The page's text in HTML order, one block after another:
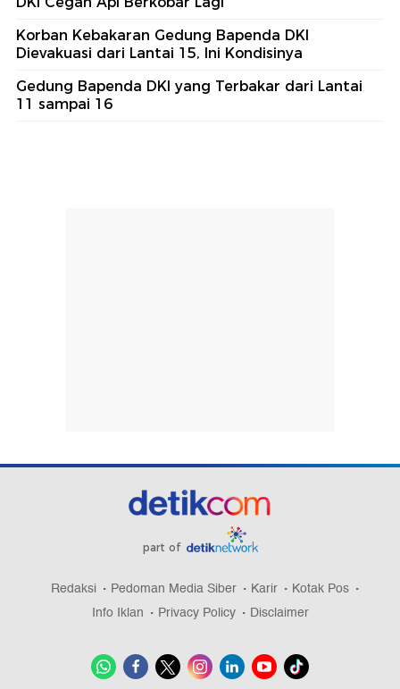
Korban Kebakaran Gedung Bapenda DKI
Dievakuasi dari Lantai 15, Ini Kondisinya
Gedung Bapenda DKI yang Terbakar dari Lantai
11 sampai 16
part of
Redaksi Pedoman Media Siber Karir
Kotak Pos
Info Iklan
Privacy Policy Disclaimer